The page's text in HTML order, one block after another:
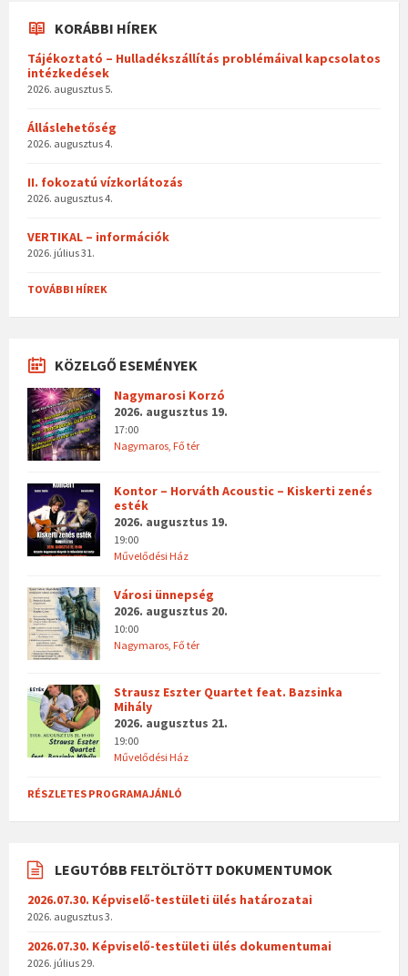
KORÁBBI HÍREK
Tájékoztató – Hulladékszállítás problémáival kapcsolatos
intézkedések
2026. augusztus 5.
Álláslehetőség
2026. augusztus 4.
II. fokozatú vízkorlátozás
2026. augusztus 4.
VERTIKAL – információk
2026. július 31.
TOVÁBBI HÍREK
KÖZELGŐ ESEMÉNYEK
Nagymarosi Korzó
2026. augusztus 19.
17:00
Nagymaros, Fő tér
Kontor – Horváth Acoustic – Kiskerti zenés
esték
2026. augusztus 19.
19:00
Művelődési Ház
Városi ünnepség
2026. augusztus 20.
10:00
Nagymaros, Fő tér
Strausz Eszter Quartet feat. Bazsinka
Mihály
2026. augusztus 21.
19:00
Művelődési Ház
RÉSZLETES PROGRAMAJÁNLÓ
LEGUTÓBB FELTÖLTÖTT DOKUMENTUMOK
2026.07.30. Képviselő-testületi ülés határozatai
2026. augusztus 3.
2026.07.30. Képviselő-testületi ülés dokumentumai
2026. július 29.